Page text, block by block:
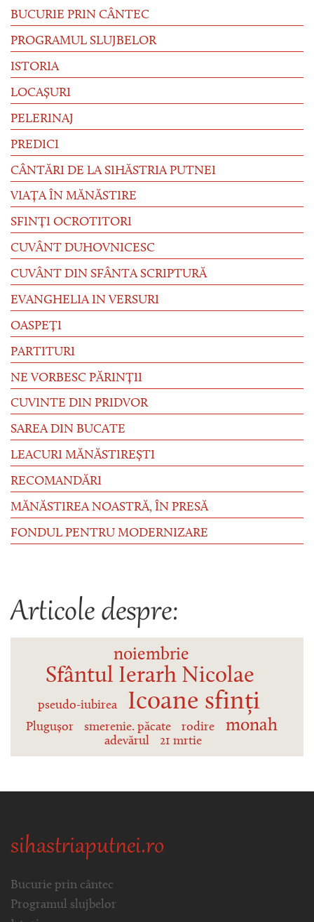
BUCURIE PRIN CÂNTEC
PROGRAMUL SLUJBELOR
ISTORIA
LOCAȘURI
PELERINAJ
PREDICI
CÂNTĂRI DE LA SIHĂSTRIA PUTNEI
VIAȚA ÎN MĂNĂSTIRE
SFINȚI OCROTITORI
CUVÂNT DUHOVNICESC
CUVÂNT DIN SFÂNTA SCRIPTURĂ
EVANGHELIA IN VERSURI
OASPEȚI
PARTITURI
NE VORBESC PĂRINȚII
CUVINTE DIN PRIDVOR
SAREA DIN BUCATE
LEACURI MĂNĂSTIREȘTI
RECOMANDĂRI
MĂNĂSTIREA NOASTRĂ, ÎN PRESĂ
FONDUL PENTRU MODERNIZARE
Articole despre:
noiembrie
Sfântul Ierarh Nicolae
pseudo-iubirea Icoane sfinți
Plugușor smerenie. păcate rodire monah
adevărul 21 mrtie
sihastriaputnei.ro
Bucurie prin cântec
Programul slujbelor